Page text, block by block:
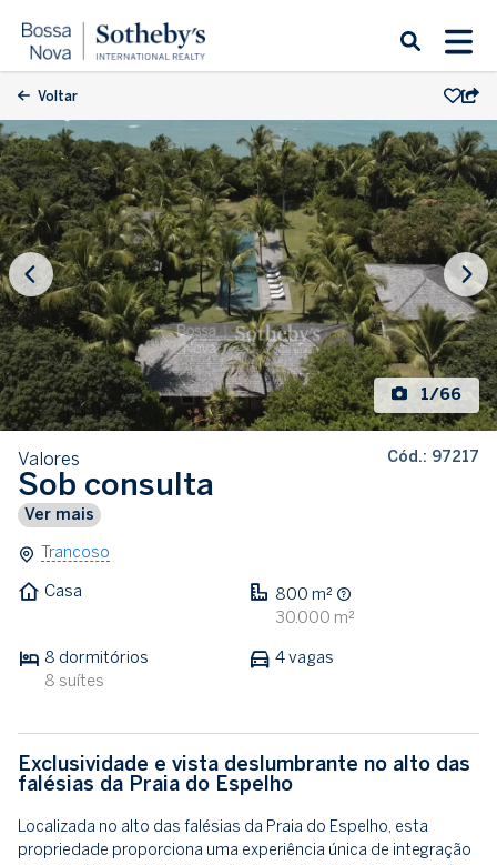
Voltar
1/66
Valores Cód.: 97217
Sob consulta
Ver mais
Trancoso
Casa
800 m²
30.000 m²
8 dormitórios
8 suítes
4 vagas
Exclusividade e vista deslumbrante no alto das
falésias da Praia do Espelho
Localizada no alto das falésias da Praia do Espelho, esta
propriedade proporciona uma experiência única de integração